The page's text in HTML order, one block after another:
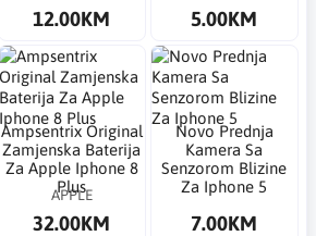
12.00KM 5.00KM
Ampsentrix Original
Zamjenska Baterija
Za Apple Iphone 8
Plus
APPLE
32.00KM
Novo Prednja
Kamera Sa
Senzorom Blizine
Za Iphone 5
7.00KM